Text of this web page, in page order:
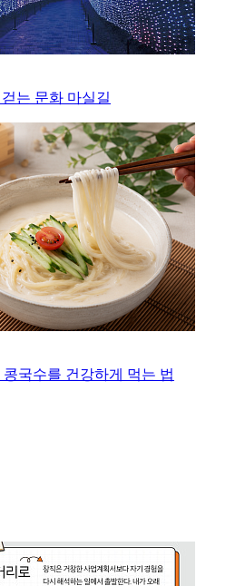
는 문화 마실길
콩국수를 건강하게 먹는 법